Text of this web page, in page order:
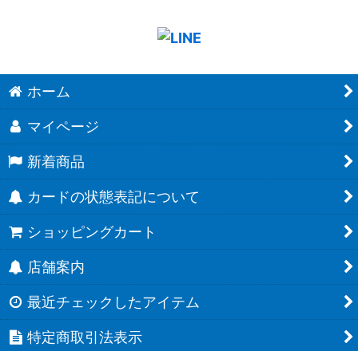
ホーム
マイページ
新着商品
カードの状態表記について
ショッピングカート
店舗案内
最近チェックしたアイテム
特定商取引法表示